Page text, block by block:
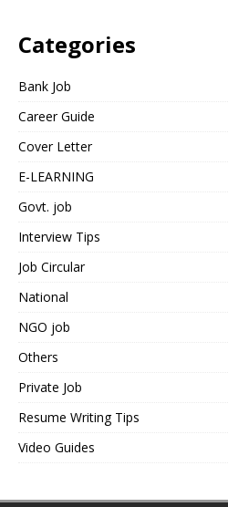
Categories
Bank Job
Career Guide
Cover Letter
E-LEARNING
Govt. job
Interview Tips
Job Circular
National
NGO job
Others
Private Job
Resume Writing Tips
Video Guides